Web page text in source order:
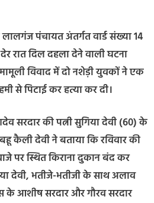
पंचायत अंतर्गत वार्ड संख्या 14
रात दिल दहला देने वाली घटना
विवाद में दो नशेड़ी युवकों ने एक
से पिटाई कर हत्या कर दी।
सरदार की पत्नी सुगिया देवी (60) के
कैली देवी ने बताया कि रविवार की
पर स्थित किराना दुकान बंद कर
देवी, भतीजे-भतीजी के साथ अलाव
के आशीष सरदार और गौरव सरदार